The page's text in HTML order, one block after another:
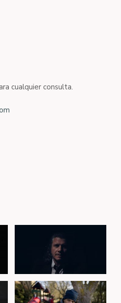
cualquier consulta.